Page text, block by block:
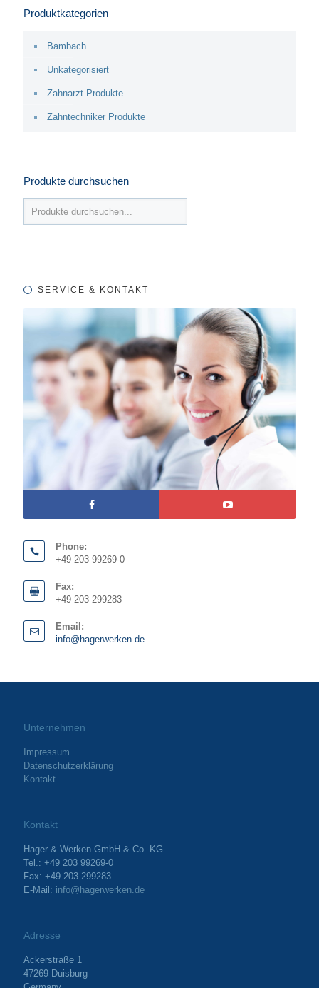
Produktkategorien
Bambach
Unkategorisiert
Zahnarzt Produkte
Zahntechniker Produkte
Produkte durchsuchen
SERVICE & KONTAKT
Phone:
+49 203 99269-0
Fax:
+49 203 299283
Email:
info@hagerwerken.de
Unternehmen
Impressum
Datenschutzerklärung
Kontakt
Kontakt
Hager & Werken GmbH & Co. KG
Tel.: +49 203 99269-0
Fax: +49 203 299283
E-Mail: info@hagerwerken.de
Adresse
Ackerstraße 1
47269 Duisburg